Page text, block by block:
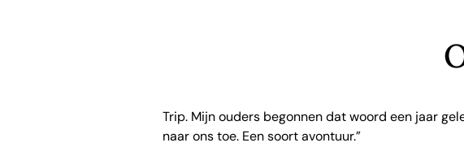
Trip. Mijn ouders begonnen dat woord een jaar
naar ons toe. Een soort avontuur.”